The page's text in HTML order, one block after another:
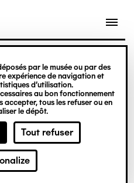
par le musée ou par des
expérience de navigation et
d’utilisation.
au bon fonctionnement
accepter, tous les refuser ou en
le dépôt.
Tout refuser
peeling
2025